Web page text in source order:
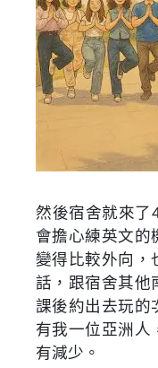
然後宿舍就來了
會擔心練英文的
變得比較外向，
話，跟宿舍其他
課後約出去玩的
有我一位亞洲人
有減少。